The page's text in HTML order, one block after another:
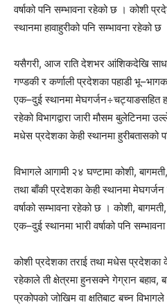
वर्षाको पनि सम्भावना रहेको छ । कोशी
स्थानमा हावाहुरीको पनि सम्भावना रहेको छ
यसैगरी, आज राति देशभर आंशिकदेखि
गण्डकी र कर्णाली प्रदेशका पहाडी
एक–दुई स्थानमा मेघगर्जन÷चट्याङसहित
रहेको विभागद्वारा जारी मौसम
मधेस प्रदेशका केही स्थानमा हुरीबतासको
विभागले आगामी २४ घण्टामा कोशी,
तथा बाँकी प्रदेशका केही स्थानमा
वर्षाको सम्भावना रहेको छ । कोशी,
एक–दुई स्थानमा भारी वर्षाको पनि
कोशी प्रदेशका तराई तथा मधेस प्रदेशका
रहेकाले ती क्षेत्रमा हुनसक्ने गेग्रान बहाव,
प्रकोपको जोखिम वा क्षतिबाट बच्न